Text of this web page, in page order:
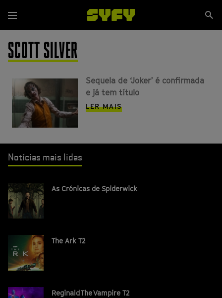
para
o
conteúdo
principal
Menu
SCOTT SILVER
Sequela de ‘Joker’ é confirmada
e já tem título
LER MAIS
Notícias mais lidas
As Crónicas de Spiderwick
The Ark T2
Reginald The Vampire T2